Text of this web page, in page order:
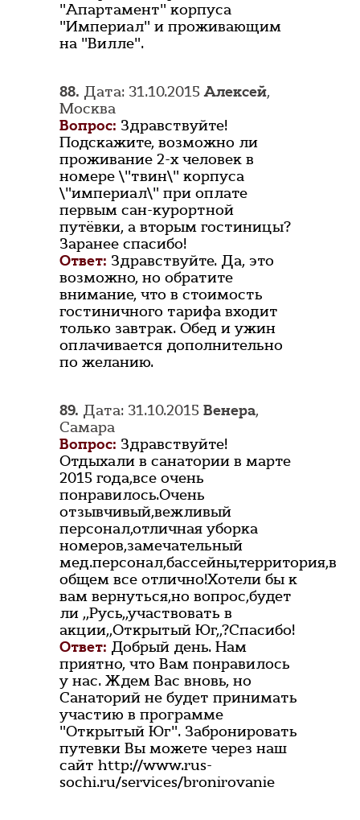
"Апартамент" корпуса
"Империал" и проживающим
на "Вилле".
88. Дата: 31.10.2015Алексей,
Москва
Вопрос: Здравствуйте!
Подскажите, возможно ли
проживание 2-х человек в
номере \"твин\" корпуса
\"империал\" при оплате
первым сан-курортной
путёвки, а вторым гостиницы?
Заранее спасибо!
Ответ: Здравствуйте. Да, это
возможно, но обратите
внимание, что в стоимость
гостиничного тарифа входит
только завтрак. Обед и ужин
оплачивается дополнительно
по желанию.
89. Дата: 31.10.2015 Венера,
Самара
Вопрос: Здравствуйте!
Отдыхали в санатории в марте
2015 года,все очень
понравилось.Очень
отзывчивый,вежливый
персонал,отличная уборка
номеров,замечательный
мед.персонал,бассейны,территория,в
общем все отлично!Хотели бы к
вам вернуться,но вопрос,будет
ли ,,Русь,,участвовать в
акции,,Открытый Юг,,?Спасибо!
Ответ: Добрый день. Нам
приятно, что Вам понравилось
у нас. Ждем Вас вновь, но
Санаторий не будет принимать
участию в программе
"Открытый Юг". Забронировать
путевки Вы можете через наш
сайт http://www.rus-
sochi.ru/services/bronirovanie